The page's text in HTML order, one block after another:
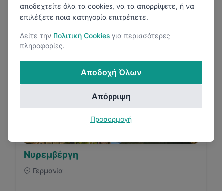
4.2 (22Κριτικές)
Νυρεμβέργη
Γερμανία
αποδεχτείτε όλα τα cookies, να τα απορρίψετε, ή να
επιλέξετε ποια κατηγορία επιτρέπετε.
Δείτε την Πολιτική Cookies για περισσότερες
πληροφορίες.
Αποδοχή Όλων
Απόρριψη
Προσαρμογή